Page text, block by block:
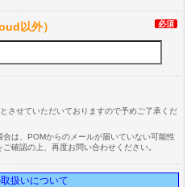
以外） 必須
させていただいておりますので予めご了承くだ
は、POMからのメールが届いていない可能性
確認の上、再度お問い合わせください。
扱いについて